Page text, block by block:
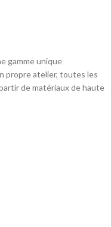
gamme unique
propre atelier, toutes les
de matériaux de haute